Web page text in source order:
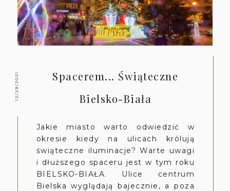
12/29/2021
Spacerem... Świąteczne
Bielsko-Biała
Jakie miasto warto odwiedzić w
okresie kiedy na ulicach królują
świąteczne iluminacje? Warte uwagi
i dłuższego spaceru jest w tym roku
BIELSKO-BIAŁA. Ulice centrum
Bielska wyglądają bajecznie, a poza